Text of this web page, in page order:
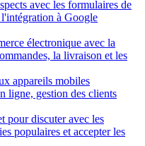
avec les formulaires de
l'intégration à Google
électronique avec la
la livraison et les
appareils mobiles
ligne, gestion des clients
pour discuter avec les
populaires et accepter les